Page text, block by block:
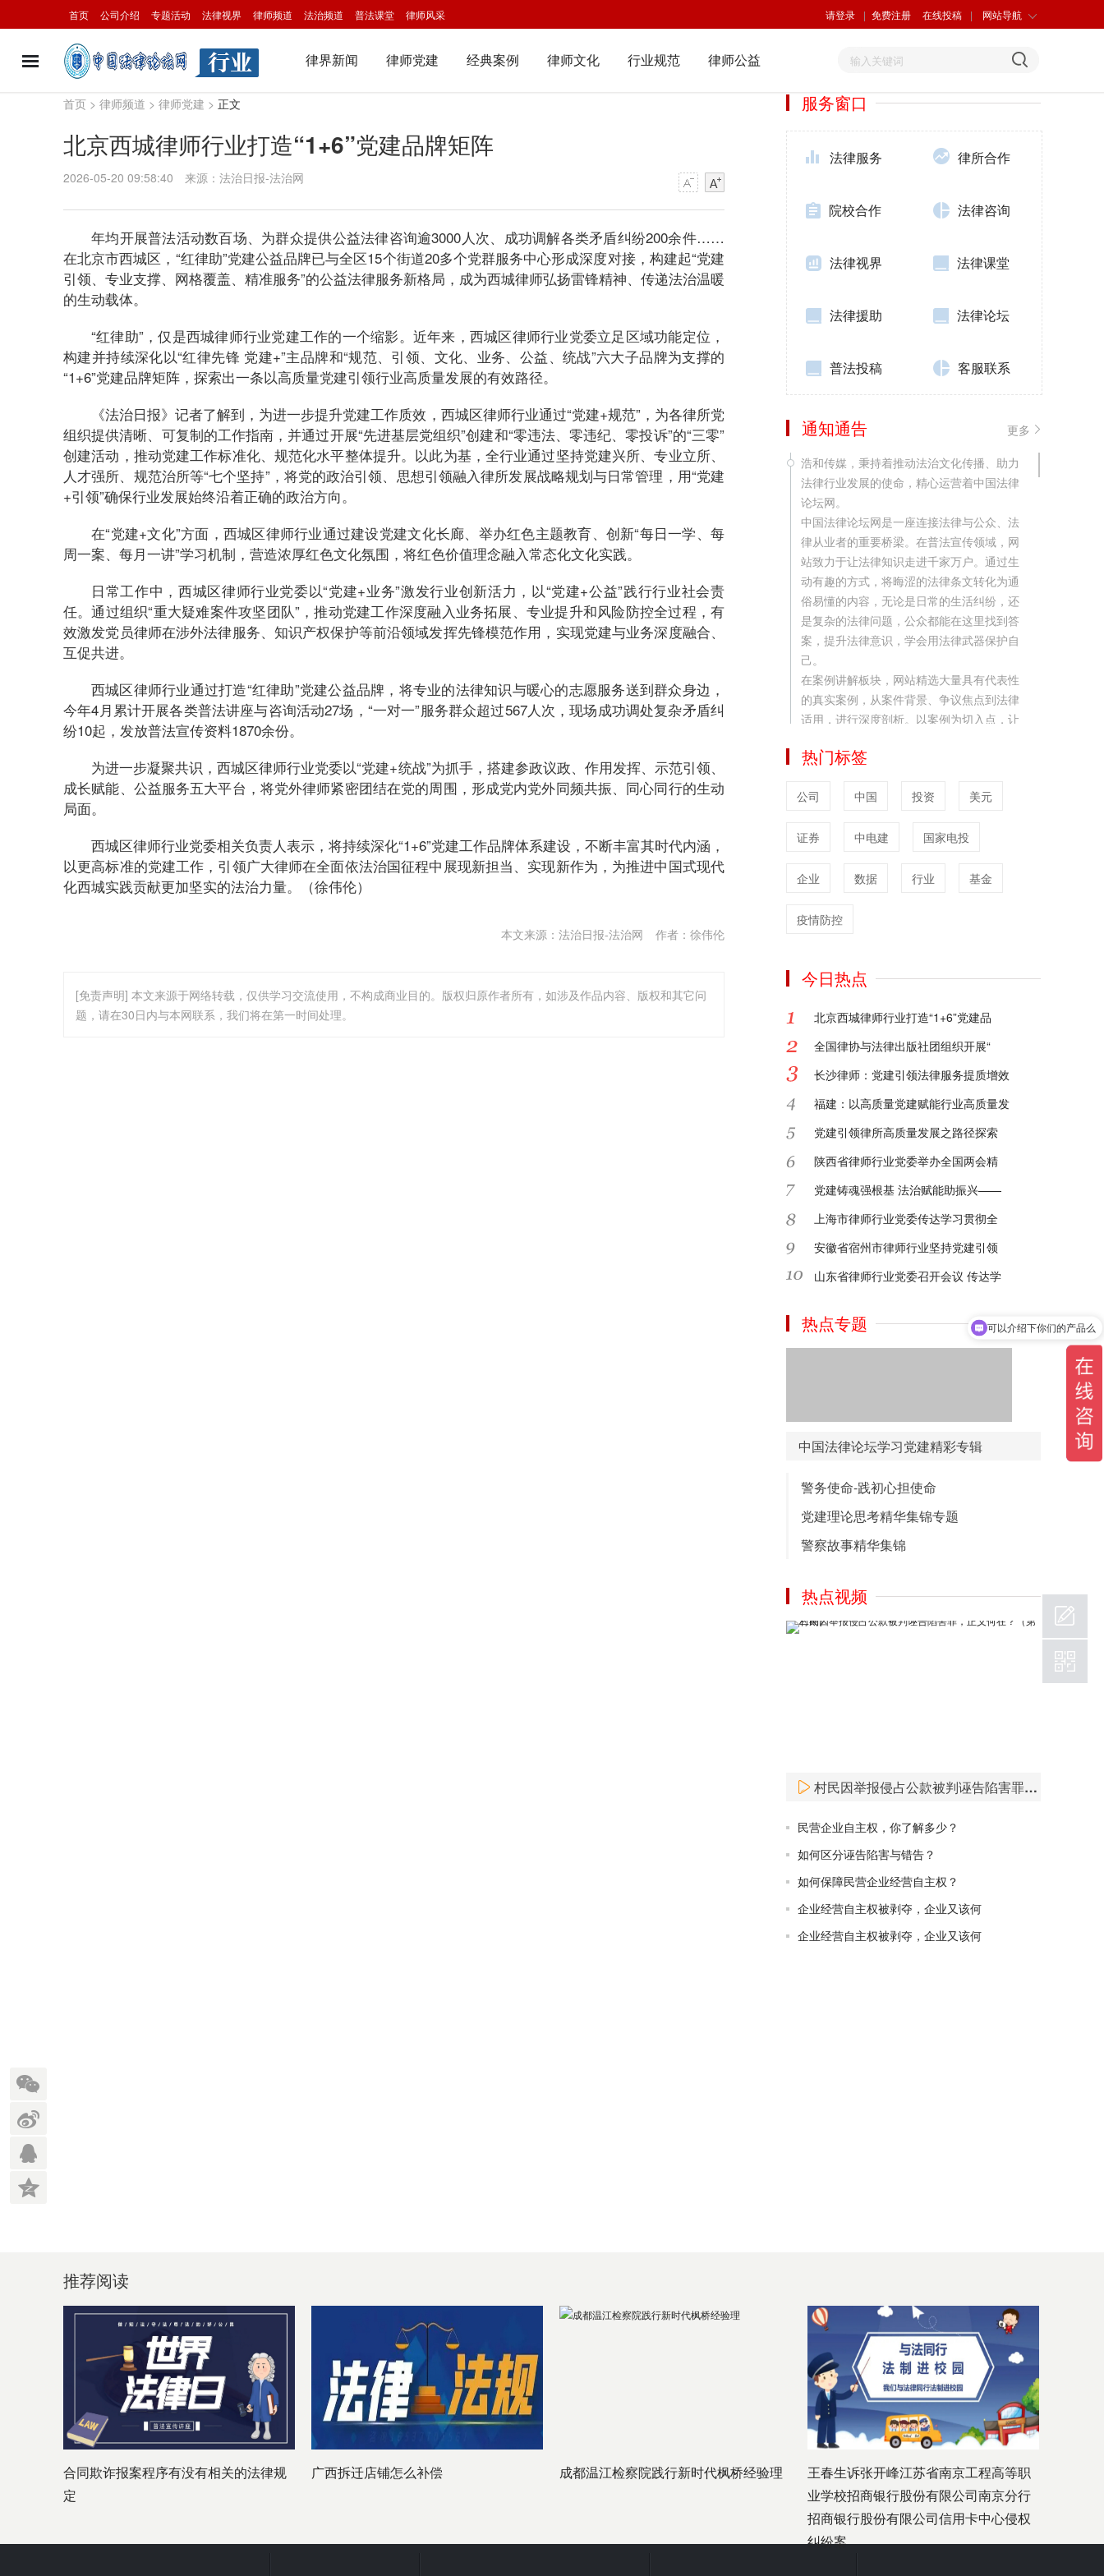
首页 公司介绍 专题活动 法律视界 律师频道 法治频道 普法课堂 律师风采 请登录 | 免费注册 在线投稿 | 网站导航
律界新闻 律师党建 经典案例 律师文化 行业规范 律师公益
首页 > 律师频道 > 律师党建 > 正文
北京西城律师行业打造“1+6”党建品牌矩阵
2026-05-20 09:58:40 来源：法治日报-法治网
年均开展普法活动数百场、为群众提供公益法律咨询逾3000人次、成功调解各类矛盾纠纷200余件……
在北京市西城区，“红律助”党建公益品牌已与全区15个街道20多个党群服务中心形成深度对接，构建起“党建
引领、专业支撑、网格覆盖、精准服务”的公益法律服务新格局，成为西城律师弘扬雷锋精神、传递法治温暖
的生动载体。
“红律助”，仅是西城律师行业党建工作的一个缩影。近年来，西城区律师行业党委立足区域功能定位，
构建并持续深化以“红律先锋 党建+”主品牌和“规范、引领、文化、业务、公益、统战”六大子品牌为支撑的
“1+6”党建品牌矩阵，探索出一条以高质量党建引领行业高质量发展的有效路径。
《法治日报》记者了解到，为进一步提升党建工作质效，西城区律师行业通过“党建+规范”，为各律所党
组织提供清晰、可复制的工作指南，并通过开展“先进基层党组织”创建和“零违法、零违纪、零投诉”的“三零”
创建活动，推动党建工作标准化、规范化水平整体提升。以此为基，全行业通过坚持党建兴所、专业立所、
人才强所、规范治所等“七个坚持”，将党的政治引领、思想引领融入律所发展战略规划与日常管理，用“党建
+引领”确保行业发展始终沿着正确的政治方向。
在“党建+文化”方面，西城区律师行业通过建设党建文化长廊、举办红色主题教育、创新“每日一学、每
周一案、每月一讲”学习机制，营造浓厚红色文化氛围，将红色价值理念融入常态化文化实践。
日常工作中，西城区律师行业党委以“党建+业务”激发行业创新活力，以“党建+公益”践行行业社会责
任。通过组织“重大疑难案件攻坚团队”，推动党建工作深度融入业务拓展、专业提升和风险防控全过程，有
效激发党员律师在涉外法律服务、知识产权保护等前沿领域发挥先锋模范作用，实现党建与业务深度融合、
互促共进。
西城区律师行业通过打造“红律助”党建公益品牌，将专业的法律知识与暖心的志愿服务送到群众身边，
今年4月累计开展各类普法讲座与咨询活动27场，“一对一”服务群众超过567人次，现场成功调处复杂矛盾纠
纷10起，发放普法宣传资料1870余份。
为进一步凝聚共识，西城区律师行业党委以“党建+统战”为抓手，搭建参政议政、作用发挥、示范引领、
成长赋能、公益服务五大平台，将党外律师紧密团结在党的周围，形成党内党外同频共振、同心同行的生动
局面。
西城区律师行业党委相关负责人表示，将持续深化“1+6”党建工作品牌体系建设，不断丰富其时代内涵，
以更高标准的党建工作，引领广大律师在全面依法治国征程中展现新担当、实现新作为，为推进中国式现代
化西城实践贡献更加坚实的法治力量。（徐伟伦）
本文来源：法治日报-法治网 作者：徐伟伦
[免责声明] 本文来源于网络转载，仅供学习交流使用，不构成商业目的。版权归原作者所有，如涉及作品内容、版权和其它问
题，请在30日内与本网联系，我们将在第一时间处理。
服务窗口
法律服务 律所合作
院校合作 法律咨询
法律视界 法律课堂
法律援助 法律论坛
普法投稿 客服联系
通知通告
更多
浩和传媒，秉持着推动法治文化传播、助力
法律行业发展的使命，精心运营着中国法律
论坛网。
中国法律论坛网是一座连接法律与公众、法
律从业者的重要桥梁。在普法宣传领域，网
站致力于让法律知识走进千家万户。通过生
动有趣的方式，将晦涩的法律条文转化为通
俗易懂的内容，无论是日常的生活纠纷，还
是复杂的法律问题，公众都能在这里找到答
案，提升法律意识，学会用法律武器保护自
己。
在案例讲解板块，网站精选大量具有代表性
的真实案例，从案件背景、争议焦点到法律
适用，进行深度剖析。以案例为切入点，让
用，每一个案例都是一堂生动的法律课。
宣传服务。我们深知品牌建设对于法律从业
验，为律所和律师量身定制品牌宣传方案，
力。
务和宣传需求，创作富有感染力和专业性的
视频的形式，将法律知识和律所风采以更直
播范围。
业、创新、多元的服务，为法治社会的建设
贡献力量。
2025-01-24
2024-09-14
2024-09-14
网上资料繁多，分类不明确，没有专属的党
建资料下载，中国法律论坛网推出资料下载
频道，汇集了报告、讲话、年鉴等多重资料
2020-09-12
检索时间！
2020-09-12
中国法律论坛网在经过不断的细化完善后，
策文件，党章、党建图库及党建精彩视频和
党建资料下载！
热门标签
公司 中国 投资 美元
证券 中电建 国家电投
企业 数据 行业 基金
疫情防控
今日热点
北京西城律师行业打造“1+6”党建品
全国律协与法律出版社团组织开展“
长沙律师：党建引领法律服务提质增效
福建：以高质量党建赋能行业高质量发
党建引领律所高质量发展之路径探索
陕西省律师行业党委举办全国两会精
党建铸魂强根基 法治赋能助振兴——
上海市律师行业党委传达学习贯彻全
安徽省宿州市律师行业坚持党建引领
山东省律师行业党委召开会议 传达学
热点专题
中国法律论坛学习党建精彩专辑
警务使命-践初心担使命
党建理论思考精华集锦专题
警察故事精华集锦
热点视频
村民因举报侵占公款被判诬告陷害罪，正义何在？（第二期）
民营企业自主权，你了解多少？
如何区分诬告陷害与错告？
如何保障民营企业经营自主权？
企业经营自主权被剥夺，企业又该何
企业经营自主权被剥夺，企业又该何
推荐阅读
合同欺诈报案程序有没有相关的法律规
定
广西拆迁店铺怎么补偿 成都温江检察院践行新时代枫桥经验理
王春生诉张开峰江苏省南京工程高等职
业学校招商银行股份有限公司南京分行
招商银行股份有限公司信用卡中心侵权
纠纷案
可以介绍下你们的产品么